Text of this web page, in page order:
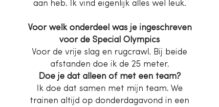
aan heb. Ik vind eigenlijk alles wel leuk.
Voor welk onderdeel was je ingeschreven
voor de Special Olympics
Voor de vrije slag en rugcrawl. Bij beide
afstanden doe ik de 25 meter.
Doe je dat alleen of met een team?
Ik doe dat samen met mijn team. We
trainen altijd op donderdagavond in een